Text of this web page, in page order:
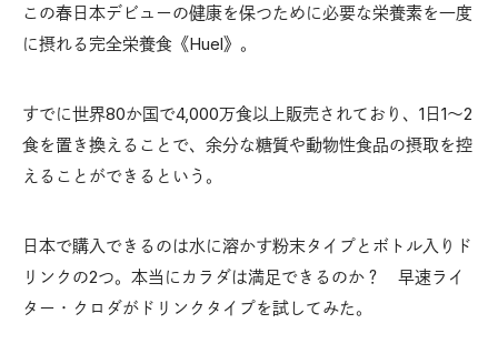
この春日本デビューの健康を保つために必要な栄養素を一度
に摂れる完全栄養食《Huel》。
すでに世界80か国で4,000万食以上販売されており、1日1～2
食を置き換えることで、余分な糖質や動物性食品の摂取を控
えることができるという。
日本で購入できるのは水に溶かす粉末タイプとボトル入りド
リンクの2つ。本当にカラダは満足できるのか？ 早速ライ
ター・クロダがドリンクタイプを試してみた。